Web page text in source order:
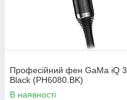
Професійний фен GaMa iQ 3
Black (PH6080.BK)
В наявності